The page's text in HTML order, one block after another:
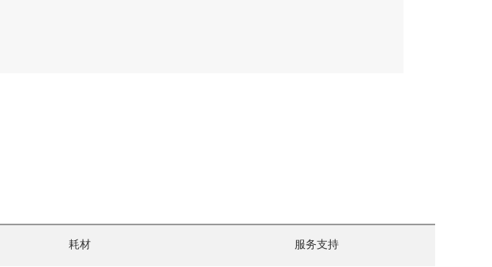
耗材 服务支持